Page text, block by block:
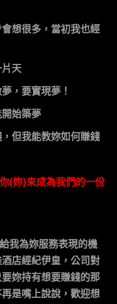
想很多，當初我也經
天
，要實現夢！
始築夢
但我能教妳如何賺錢
(妳)來成為我們的一份
我為妳服務表現的機
店經紀伊皇，公司對
妳持有想要賺錢的那
是嘴上說說，歡迎想